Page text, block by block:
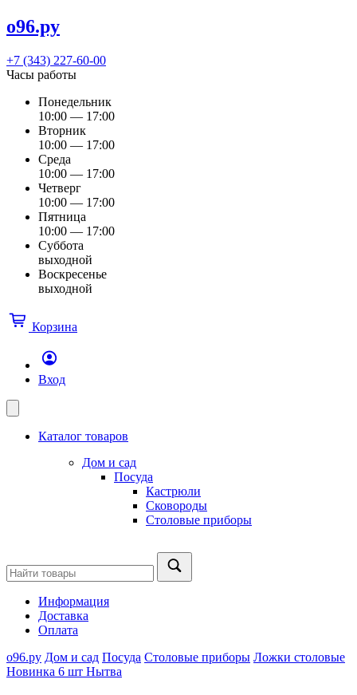
о96.ру
+7 (343) 227-60-00
Часы работы
Понедельник
10:00 — 17:00
Вторник
10:00 — 17:00
Среда
10:00 — 17:00
Четверг
10:00 — 17:00
Пятница
10:00 — 17:00
Суббота
выходной
Воскресенье
выходной
Корзина
Вход
Каталог товаров
Дом и сад
Посуда
Кастрюли
Сковороды
Столовые приборы
Информация
Доставка
Оплата
о96.ру Дом и сад Посуда Столовые приборы Ложки столовые
Новинка 6 шт Нытва